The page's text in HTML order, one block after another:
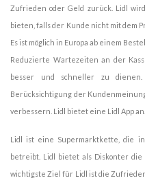
Zufrieden oder Geld zurück. Lidl
bieten, falls der Kunde nicht mit dem
Es ist möglich in Europa ab einem
Reduzierte Wartezeiten an der
besser und schneller zu
Berücksichtigung der
verbessern. Lidl bietet eine Lidl App an.
Lidl ist eine Supermarktkette, die
betreibt. Lidl bietet als Diskonter
wichtigste Ziel für Lidl ist die